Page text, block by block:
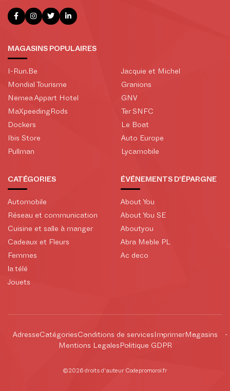
MAGASINS POPULAIRES
I-Run.Be
Mondial Tourisme
Nemea Appart Hotel
MaXpeedingRods
Dockers
Ibis Store
Pullman
Jacquie et Michel
Granions
GNV
Ter SNFC
Le Boat
Auto Europe
Lycamobile
CATÉGORIES
Automobile
Réseau et communication
Cuisine et salle à manger
Cadeaux et Fleurs
Femmes
la télé
Jouets
ÉVÉNEMENTS D'ÉPARGNE
About You
About You SE
Aboutyou
Abra Meble PL
Ac deco
Adresse Catégories Conditions de services Imprimer Magasins
Mentions Legales Politique GDPR
©2026 droits d'auteur Codepromoroi.fr